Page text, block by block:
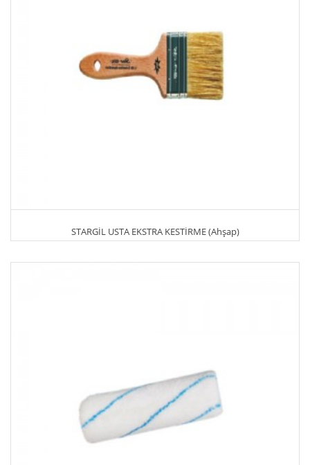
STARGİL USTA EKSTRA KESTİRME (Ahşap)